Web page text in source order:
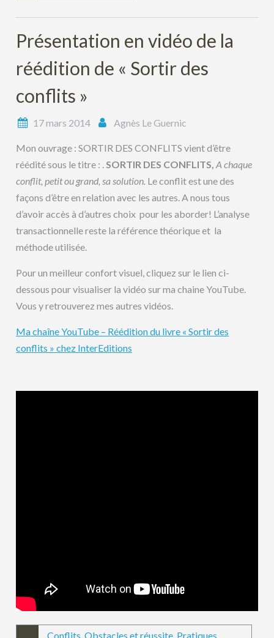
Présentation en vidéo de la
réédition de « Sortir des
conflits »
17 mars 2014 Agnès Le Guernic
Mon ouvrage : SORTIR DES CONFLITS vient d’être
réédité sous le titre : .SORTIR DES CONFLITS,A chaque
conflit, petit ou grand, sa solution. Le conflit est une des
façons d’être en relation avec les autres. A nous tous
d’avoir accès à d’autres choix pour les aborder! L’analyse
transactionnelle reste la référence théorique et la
méthode utilisée.
Pour un meilleur confort visuel, cliquez sur le lien ci-
dessous pour visualiser la vidéo sur ma chaine YouTube.
Vous y retrouverez mes autres vidéos.
Ma chaîne YouTube – Réédition du livre « Sortir des
conflits » chez InterEditions
Conflits ,Obstacles et réussite Pratiques